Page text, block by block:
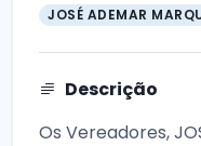
JOSÉ ADEMAR
Descrição
Os Vereadores,